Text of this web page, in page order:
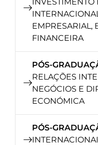
EMPRESARIAL,
FINANCEIRA
PÓS-
RELAÇÕES
NEGÓCIOS E
ECONÓMICA
PÓS-